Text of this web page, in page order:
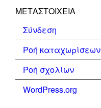
ΜΕΤΑΣΤΟΙΧΕΊΑ
Σύνδεση
Ροή καταχωρίσεων
Ροή σχολίων
WordPress.org